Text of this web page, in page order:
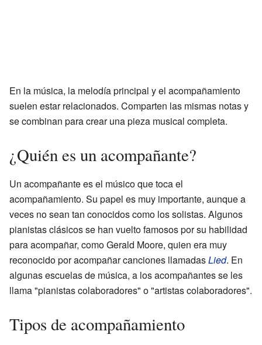
En la música, la melodía principal y el acompañamiento
suelen estar relacionados. Comparten las mismas notas y
se combinan para crear una pieza musical completa.
¿Quién es un acompañante?
Un acompañante es el músico que toca el
acompañamiento. Su papel es muy importante, aunque a
veces no sean tan conocidos como los solistas. Algunos
pianistas clásicos se han vuelto famosos por su habilidad
para acompañar, como Gerald Moore, quien era muy
reconocido por acompañar canciones llamadasLied. En
algunas escuelas de música, a los acompañantes se les
llama "pianistas colaboradores" o "artistas colaboradores".
Tipos de acompañamiento